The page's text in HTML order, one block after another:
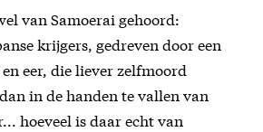
van Samoerai gehoord:
krijgers, gedreven door een
eer, die liever zelfmoord
in de handen te vallen van
hoeveel is daar echt van